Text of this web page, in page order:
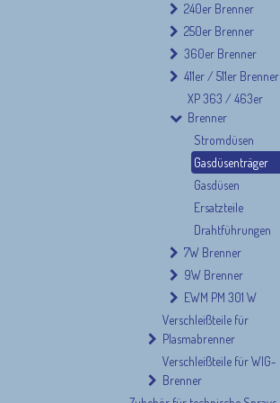
240er Brenner
250er Brenner
360er Brenner
411er / 511er Brenner
XP 363 / 463er
Brenner
Stromdüsen
Gasdüsenträger
Gasdüsen
Ersatzteile
Drahtführungen
7W Brenner
9W Brenner
EWM PM 301 W
Verschleißteile für
Plasmabrenner
Verschleißteile für WIG-
Brenner